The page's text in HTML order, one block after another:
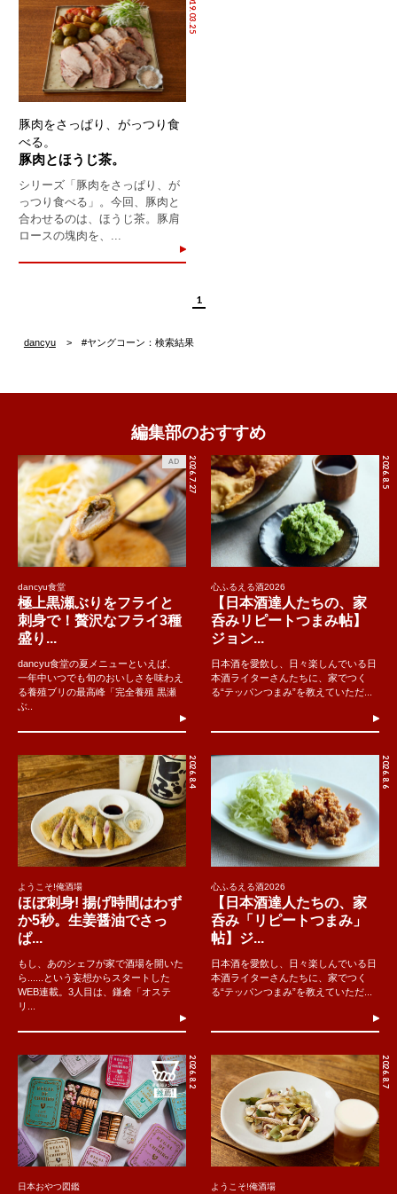
2019.03.25
豚肉をさっぱり、がっつり食
べる。
豚肉とほうじ茶。
シリーズ「豚肉をさっぱり、が
っつり食べる」。今回、豚肉と
合わせるのは、ほうじ茶。豚肩
ロースの塊肉を、...
1
dancyu #ヤングコーン：検索結果
編集部のおすすめ
2026.7.27
AD
dancyu食堂
極上黒瀬ぶりをフライと
刺身で！贅沢なフライ3種
盛り...
dancyu食堂の夏メニューといえば、
一年中いつでも旬のおいしさを味わえ
る養殖ブリの最高峰「完全養殖 黒瀬
ぶ..
2026.8.5
心ふるえる酒2026
【日本酒達人たちの、家
呑みリピートつまみ帖】
ジョン...
日本酒を愛飲し、日々楽しんでいる日
本酒ライターさんたちに、家でつく
る“テッパンつまみ”を教えていただ...
2026.8.4
ようこそ!俺酒場
ほぼ刺身! 揚げ時間はわず
か5秒。生姜醤油でさっ
ぱ...
もし、あのシェフが家で酒場を開いた
ら......という妄想からスタートした
WEB連載。3人目は、鎌倉「オステ
リ...
2026.8.6
心ふるえる酒2026
【日本酒達人たちの、家
呑み「リピートつまみ」
帖】ジ...
日本酒を愛飲し、日々楽しんでいる日
本酒ライターさんたちに、家でつく
る“テッパンつまみ”を教えていただ...
2026.8.2
日本おやつ図鑑
2026.8.7
ようこそ!俺酒場